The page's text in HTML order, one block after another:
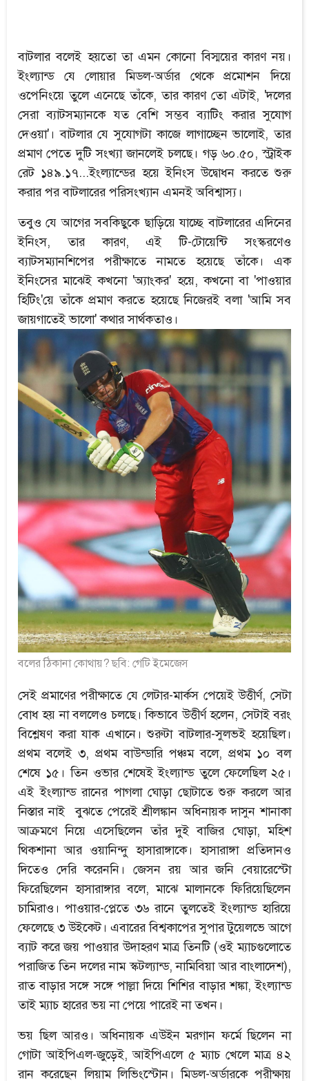
বাটলার বলেই হয়তো তা এমন কোনো বিস্ময়ের কারণ নয়।
ইংল্যান্ড যে লোয়ার মিডল-অর্ডার থেকে প্রমোশন দিয়ে
ওপেনিংয়ে তুলে এনেছে তাঁকে, তার কারণ তো এটাই, 'দলের
সেরা ব্যাটসম্যানকে যত বেশি সম্ভব ব্যাটিং করার সুযোগ
দেওয়া'। বাটলার যে সুযোগটা কাজে লাগাচ্ছেন ভালোই, তার
প্রমাণ পেতে দুটি সংখ্যা জানলেই চলছে। গড় ৬০.৫০, স্ট্রাইক
রেট ১৪৯.১৭...ইংল্যান্ডের হয়ে ইনিংস উদ্বোধন করতে শুরু
করার পর বাটলারের পরিসংখ্যান এমনই অবিশ্বাস্য।
তবুও যে আগের সবকিছুকে ছাড়িয়ে যাচ্ছে বাটলারের এদিনের
ইনিংস, তার কারণ, এই টি-টোয়েন্টি সংস্করণেও
ব্যাটসম্যানশিপের পরীক্ষাতে নামতে হয়েছে তাঁকে। এক
ইনিংসের মাঝেই কখনো 'অ্যাংকর' হয়ে, কখনো বা 'পাওয়ার
হিটিং'য়ে তাঁকে প্রমাণ করতে হয়েছে নিজেরই বলা 'আমি সব
জায়গাতেই ভালো' কথার সার্থকতাও।
বলের ঠিকানা কোথায়? ছবি: গেটি ইমেজেস
সেই প্রমাণের পরীক্ষাতে যে লেটার-মার্কস পেয়েই উত্তীর্ণ, সেটা
বোধ হয় না বললেও চলছে। কিভাবে উত্তীর্ণ হলেন, সেটাই বরং
বিশ্লেষণ করা যাক এখানে। শুরুটা বাটলার-সুলভই হয়েছিল।
প্রথম বলেই ৩, প্রথম বাউন্ডারি পঞ্চম বলে, প্রথম ১০ বল
শেষে ১৫। তিন ওভার শেষেই ইংল্যান্ড তুলে ফেলেছিল ২৫।
এই ইংল্যান্ড রানের পাগলা ঘোড়া ছোটাতে শুরু করলে আর
নিস্তার নাই বুঝতে পেরেই শ্রীলঙ্কান অধিনায়ক দাসুন শানাকা
আক্রমণে নিয়ে এসেছিলেন তাঁর দুই বাজির ঘোড়া, মহিশ
থিকশানা আর ওয়ানিন্দু হাসারাঙ্গাকে। হাসারাঙ্গা প্রতিদানও
দিতেও দেরি করেননি। জেসন রয় আর জনি বেয়ারেস্টো
ফিরেছিলেন হাসারাঙ্গার বলে, মাঝে মালানকে ফিরিয়েছিলেন
চামিরাও। পাওয়ার-প্লেতে ৩৬ রানে তুলতেই ইংল্যান্ড হারিয়ে
ফেলেছে ৩ উইকেট। এবারের বিশ্বকাপের সুপার টুয়েলভে আগে
ব্যাট করে জয় পাওয়ার উদাহরণ মাত্র তিনটি (ওই ম্যাচগুলোতে
পরাজিত তিন দলের নাম স্কটল্যান্ড, নামিবিয়া আর বাংলাদেশ),
রাত বাড়ার সঙ্গে সঙ্গে পাল্লা দিয়ে শিশির বাড়ার শঙ্কা, ইংল্যান্ড
তাই ম্যাচ হারের ভয় না পেয়ে পারেই না তখন।
ভয় ছিল আরও। অধিনায়ক এউইন মরগান ফর্মে ছিলেন না
গোটা আইপিএল-জুড়েই, আইপিএলে ৫ ম্যাচ খেলে মাত্র ৪২
রান করেছেন লিয়াম লিভিংস্টোন। মিডল-অর্ডারকে পরীক্ষায়